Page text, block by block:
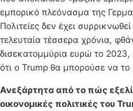
εμπορικό πλεόνασμα της
Πολιτείες δεν έχει
τελευταία τέσσερα χρόνια,
δισεκατομμύρια ευρώ το 2023,
ότι ο Trump θα μπορούσε να
Ανεξάρτητα από το πώς
οικονομικές πολιτικές του